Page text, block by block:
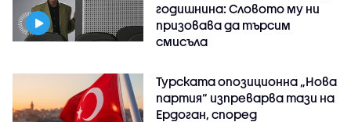
годишнина: Словото му ни
призовава да търсим
смисъла
Турската опозиционна „Нова
партия“ изпреварва тази на
Ердоган, според